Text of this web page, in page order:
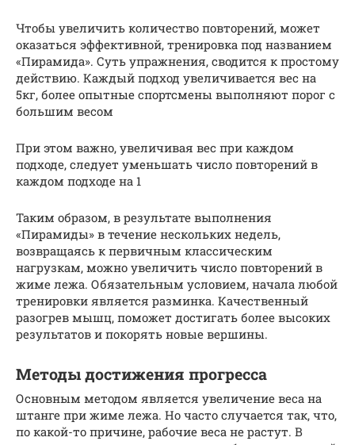
Чтобы увеличить количество повторений, может
оказаться эффективной, тренировка под названием
«Пирамида». Суть упражнения, сводится к простому
действию. Каждый подход увеличивается вес на
5кг, более опытные спортсмены выполняют порог с
большим весом
При этом важно, увеличивая вес при каждом
подходе, следует уменьшать число повторений в
каждом подходе на 1
Таким образом, в результате выполнения
«Пирамиды» в течение нескольких недель,
возвращаясь к первичным классическим
нагрузкам, можно увеличить число повторений в
жиме лежа. Обязательным условием, начала любой
тренировки является разминка. Качественный
разогрев мышц, поможет достигать более высоких
результатов и покорять новые вершины.
Методы достижения прогресса
Основным методом является увеличение веса на
штанге при жиме лежа. Но часто случается так, что,
по какой-то причине, рабочие веса не растут. В